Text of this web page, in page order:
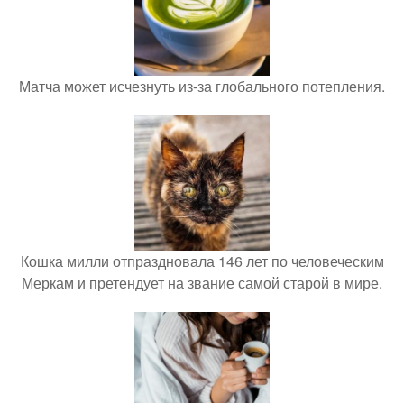
Матча может исчезнуть из-за глобального потепления.
Кошка милли отпраздновала 146 лет по человеческим
Меркам и претендует на звание самой старой в мире.